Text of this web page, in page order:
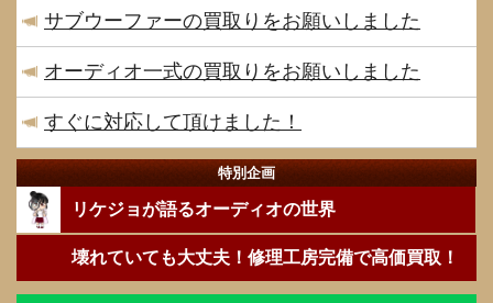
サブウーファーの買取りをお願いしました
オーディオ一式の買取りをお願いしました
すぐに対応して頂けました！
特別企画
リケジョが語るオーディオの世界
壊れていても大丈夫！修理工房完備で高価買取！